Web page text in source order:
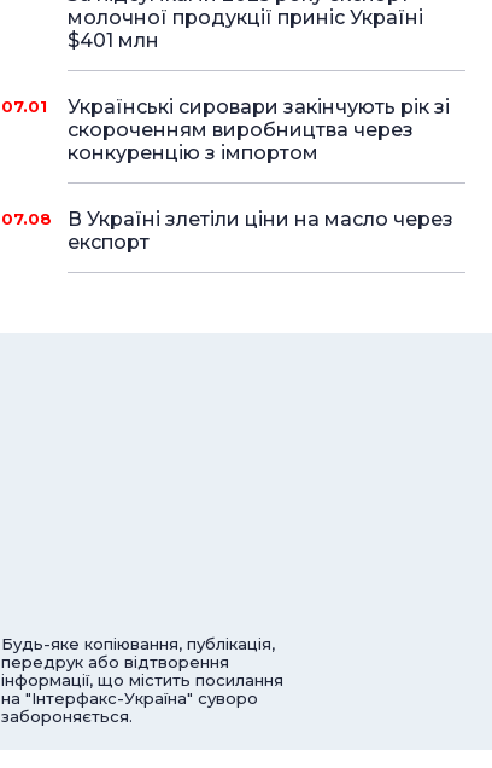
молочної продукції приніс Україні
$401 млн
07.01
Українські сировари закінчують рік зі
скороченням виробництва через
конкуренцію з імпортом
07.08
В Україні злетіли ціни на масло через
експорт
Будь-яке копіювання, публікація,
передрук або відтворення
інформації, що містить посилання
на "Інтерфакс-Україна" суворо
забороняється.